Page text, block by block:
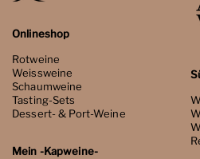
Onlineshop
Rotweine
Weissweine
Schaumweine
Tasting-Sets
Dessert- & Port-Weine
Mein -Kapweine-